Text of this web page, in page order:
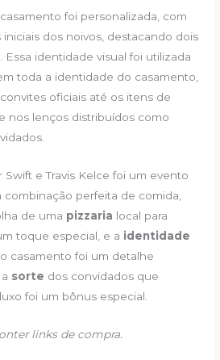
foi personalizada, com
dos noivos, destacando dois
Essa identidade visual foi utilizada
toda a identidade do casamento,
oficiais até os itens de
nos lenços distribuídos como
Swift e Travis Kelce foi um evento
combinação perfeita de comida,
de uma pizzaria local para
toque especial, e a identidade
casamento foi um detalhe
sorte dos convidados que
foi um bônus especial.
links de compra.